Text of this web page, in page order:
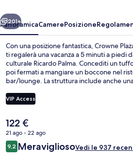
by
IHG
Avanti
201+
PanoramicaCamerePosizione
Con una posizione fantastica, Crowne
ti regalerà una vacanza a 5 minuti a piedi
culturale Ricardo Palma. Concediti un
poi fermati a mangiare un boccone nel
bar/lounge. La struttura include anche
personale gentile e la colazione.
VIP Access
Il
prezzo
attuale
è
122 €
21 ago - 22 ago
Recensioni
9,29,2 su 10
MeravigliosoVedi le 937